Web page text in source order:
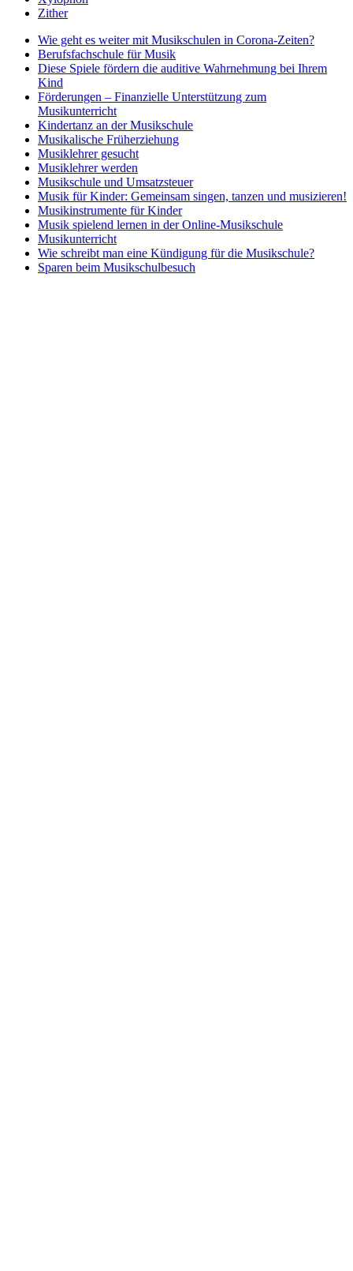
Zither
Wie geht es weiter mit Musikschulen in Corona-Zeiten?
Berufsfachschule für Musik
Diese Spiele fördern die auditive Wahrnehmung bei Ihrem
Kind
Förderungen – Finanzielle Unterstützung zum
Musikunterricht
Kindertanz an der Musikschule
Musikalische Früherziehung
Musiklehrer gesucht
Musiklehrer werden
Musikschule und Umsatzsteuer
Musik für Kinder: Gemeinsam singen, tanzen und musizieren!
Musikinstrumente für Kinder
Musik spielend lernen in der Online-Musikschule
Musikunterricht
Wie schreibt man eine Kündigung für die Musikschule?
Sparen beim Musikschulbesuch